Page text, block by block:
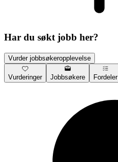
Har du søkt jobb her?
Vurder jobbsøkeropplevelse
Vurderinger Jobbsøkere Fordeler